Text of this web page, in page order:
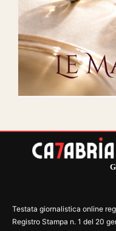
Testata giornalistica online
Registro Stampa n. 1 del 20